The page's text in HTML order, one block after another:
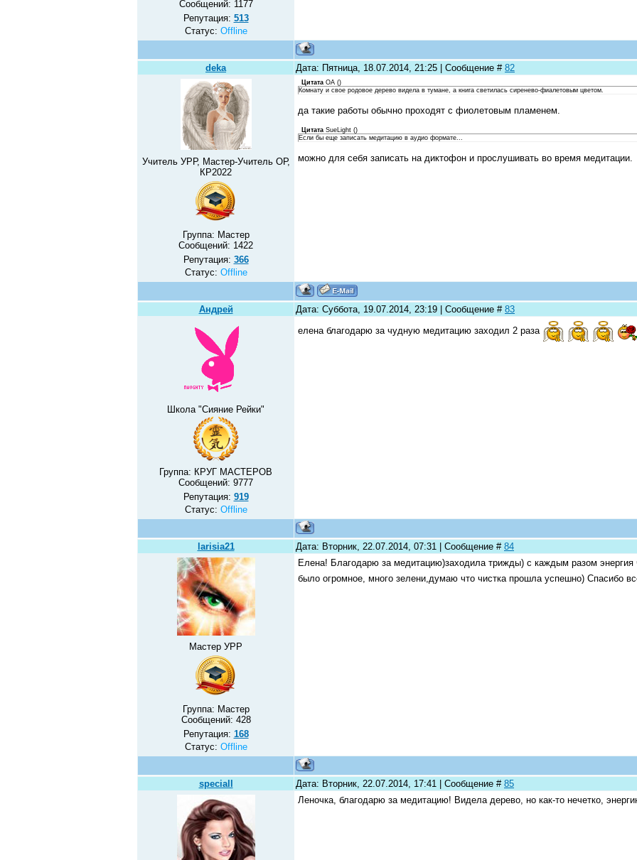
Сообщений: 1177
Репутация: 513
Статус: Offline
deka Дата: Пятница, 18.07.2014, 21:25 | Сообщение # 82
Учитель УРР, Мастер-Учитель ОР,
КР2022
Группа: Мастер
Сообщений: 1422
Репутация: 366
Статус: Offline
Цитата ОА ()
Комнату и свое родовое дерево видела в тумане, а книга светилась сиренево-фиалетовым цветом.
да такие работы обычно проходят с фиолетовым пламенем.
Цитата SueLight ()
Если бы еще записать медитацию в аудио формате...
можно для себя записать на диктофон и прослушивать во время медитации.
Андрей Дата: Суббота, 19.07.2014, 23:19 | Сообщение # 83
Школа "Сияние Рейки"
Группа: КРУГ МАСТЕРОВ
Сообщений: 9777
Репутация: 919
Статус: Offline
елена благодарю за чудную медитацию заходил 2 раза
larisia21 Дата: Вторник, 22.07.2014, 07:31 | Сообщение # 84
Мастер УРР
Группа: Мастер
Сообщений: 428
Репутация: 168
Статус: Offline
Елена! Благодарю за медитацию)заходила трижды) с каждым разом энергия
было огромное, много зелени,думаю что чистка прошла успешно) Спасибо
speciall Дата: Вторник, 22.07.2014, 17:41 | Сообщение # 85
Леночка, благодарю за медитацию! Видела дерево, но как-то нечетко,